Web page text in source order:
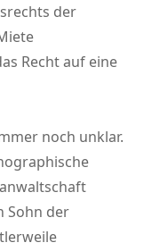
der
Recht auf eine
noch unklar.
Sohn der